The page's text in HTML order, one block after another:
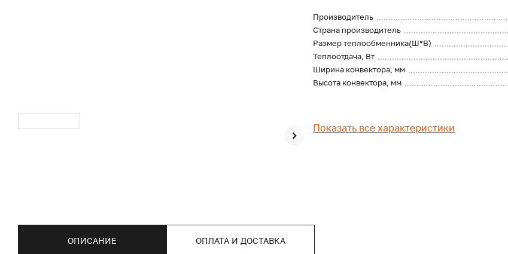
Производитель
Страна производитель
Размер теплообменника(Ш*В)
Теплоотдача, Вт
Ширина конвектора, мм
Высота конвектора, мм
Показать все характеристики
ОПИСАНИЕ ОПЛАТА И ДОСТАВКА